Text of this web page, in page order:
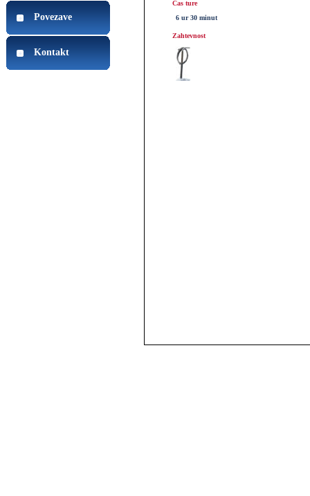
Povezave
Kontakt
Čas ture
6 ur 30 minut
Zahtevnost